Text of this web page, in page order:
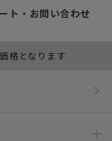
ト・お問い合わせ
格となります